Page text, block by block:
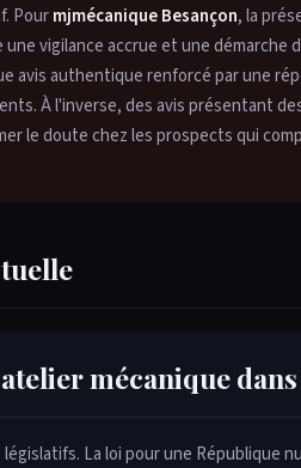
Pourmjmécanique Besançon, la
vigilance accrue et une démarche
avis authentique renforcé par une
À l'inverse, des avis présentant
le doute chez les prospects qui
mécanique
La loi pour une République